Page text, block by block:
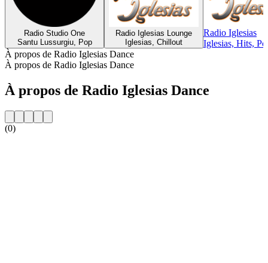
Radio Studio One
Santu Lussurgiu, Pop
Radio Iglesias Lounge
Iglesias, Chillout
Radio Iglesias
Iglesias, Hits,
À propos de Radio Iglesias Dance
À propos de Radio Iglesias Dance
À propos de Radio Iglesias Dance
(0)